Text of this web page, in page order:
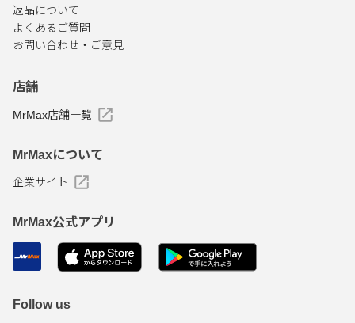
返品について
よくあるご質問
お問い合わせ・ご意見
店舗
MrMax店舗一覧
MrMaxについて
企業サイト
MrMax公式アプリ
Follow us